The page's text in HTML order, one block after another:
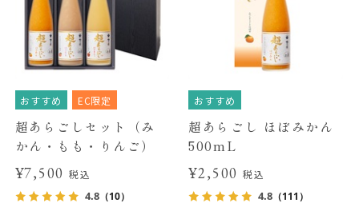
おすすめ EC限定
超あらごしセット（み
かん・もも・りんご）
¥7,500税込
4.8（10）
おすすめ
超あらごし ほぼみかん
500mL
¥2,500 税込
4.8 （111）